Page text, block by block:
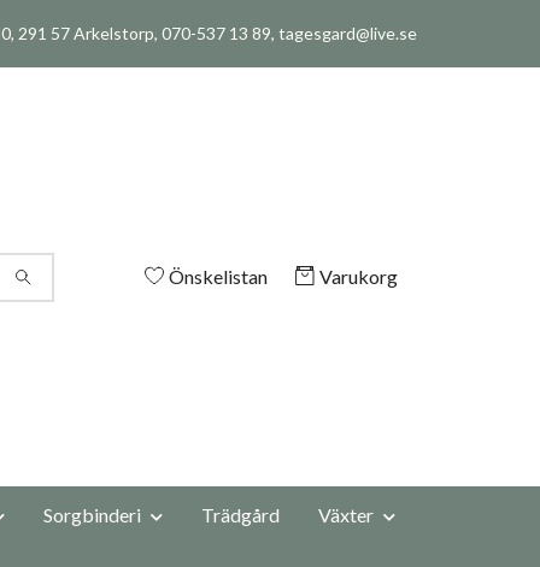
291 57 Arkelstorp, 070-537 13 89, tagesgard@live.se
Önskelistan Varukorg
Sorgbinderi Trädgård
Växter